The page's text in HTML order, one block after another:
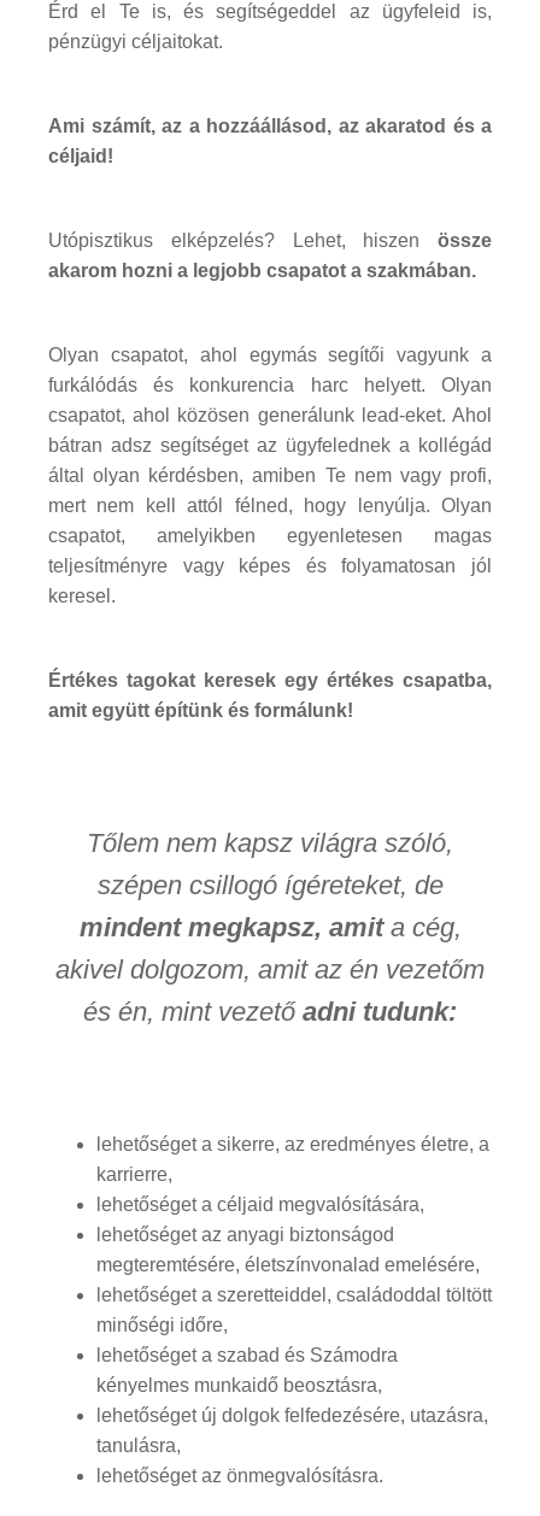
Érd el Te is, és segítségeddel az ügyfeleid is,
pénzügyi céljaitokat.
Ami számít, az a hozzáállásod, az akaratod és a
céljaid!
Utópisztikus elképzelés? Lehet, hiszen össze
akarom hozni a legjobb csapatot a szakmában.
Olyan csapatot, ahol egymás segítői vagyunk a
furkálódás és konkurencia harc helyett. Olyan
csapatot, ahol közösen generálunk lead-eket. Ahol
bátran adsz segítséget az ügyfelednek a kollégád
által olyan kérdésben, amiben Te nem vagy profi,
mert nem kell attól félned, hogy lenyúlja. Olyan
csapatot, amelyikben egyenletesen magas
teljesítményre vagy képes és folyamatosan jól
keresel.
Értékes tagokat keresek egy értékes csapatba,
amit együtt építünk és formálunk!
Tőlem nem kapsz világra szóló,
szépen csillogó ígéreteket, de
mindent megkapsz, amita cég,
akivel dolgozom, amit az én vezetőm
és én, mint vezető adni tudunk:
lehetőséget a sikerre, az eredményes életre, a
karrierre,
lehetőséget a céljaid megvalósítására,
lehetőséget az anyagi biztonságod
megteremtésére, életszínvonalad emelésére,
lehetőséget a szeretteiddel, családoddal töltött
minőségi időre,
lehetőséget a szabad és Számodra
kényelmes munkaidő beosztásra,
lehetőséget új dolgok felfedezésére, utazásra,
tanulásra,
lehetőséget az önmegvalósításra.